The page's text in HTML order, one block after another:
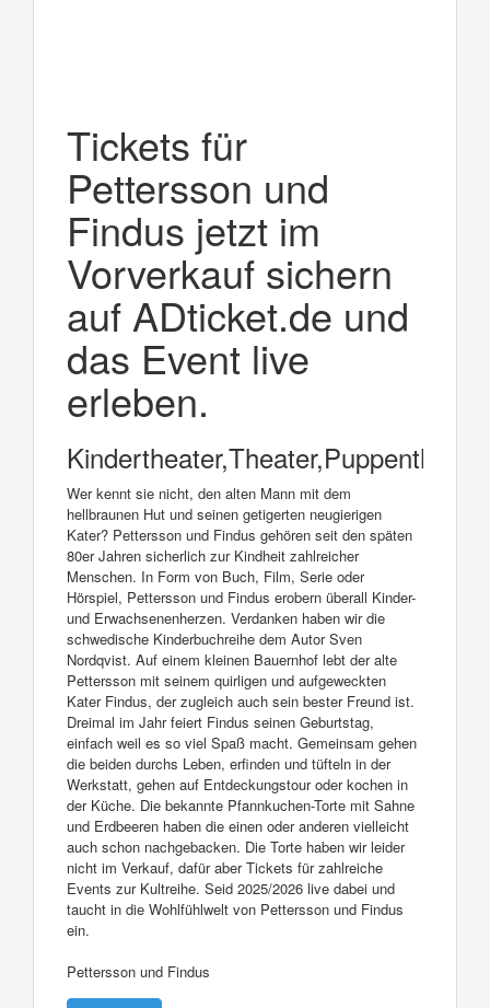
Tickets für
Pettersson und
Findus jetzt im
Vorverkauf sichern
auf ADticket.de und
das Event live
erleben.
Wer kennt sie nicht, den alten Mann mit dem
hellbraunen Hut und seinen getigerten neugierigen
Kater? Pettersson und Findus gehören seit den späten
80er Jahren sicherlich zur Kindheit zahlreicher
Menschen. In Form von Buch, Film, Serie oder
Hörspiel, Pettersson und Findus erobern überall Kinder-
und Erwachsenenherzen. Verdanken haben wir die
schwedische Kinderbuchreihe dem Autor Sven
Nordqvist. Auf einem kleinen Bauernhof lebt der alte
Pettersson mit seinem quirligen und aufgeweckten
Kater Findus, der zugleich auch sein bester Freund ist.
Dreimal im Jahr feiert Findus seinen Geburtstag,
einfach weil es so viel Spaß macht. Gemeinsam gehen
die beiden durchs Leben, erfinden und tüfteln in der
Werkstatt, gehen auf Entdeckungstour oder kochen in
der Küche. Die bekannte Pfannkuchen-Torte mit Sahne
und Erdbeeren haben die einen oder anderen vielleicht
auch schon nachgebacken. Die Torte haben wir leider
nicht im Verkauf, dafür aber Tickets für zahlreiche
Events zur Kultreihe. Seid 2025/2026 live dabei und
taucht in die Wohlfühlwelt von Pettersson und Findus
ein.
Pettersson und Findus